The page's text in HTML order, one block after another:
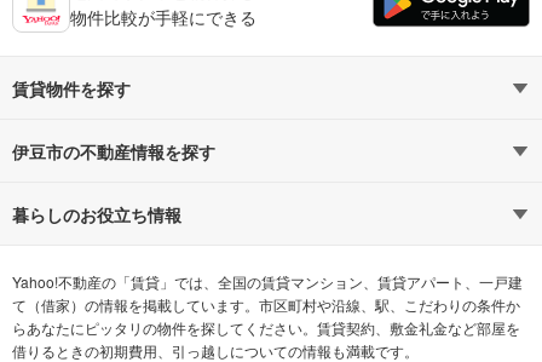
物件比較が手軽にできる
賃貸物件を探す
路線・駅から探す
通勤時間から探す
不動産会社から探す 希望の条件から探す
テーマから探す ランキングから探す
伊豆市の不動産情報を探す
不動産・住宅
新築マンション 中古マンション
新築一戸建て 中古一戸建て
暮らしのお役立ち情報
マンションカタログ 教えて！住まいの先生
Yahoo!不動産の「賃貸」では、全国の賃貸マンション、賃貸アパート、一戸建
て（借家）の情報を掲載しています。市区町村や沿線、駅、こだわりの条件か
らあなたにピッタリの物件を探してください。賃貸契約、敷金礼金など部屋を
借りるときの初期費用、引っ越しについての情報も満載です。